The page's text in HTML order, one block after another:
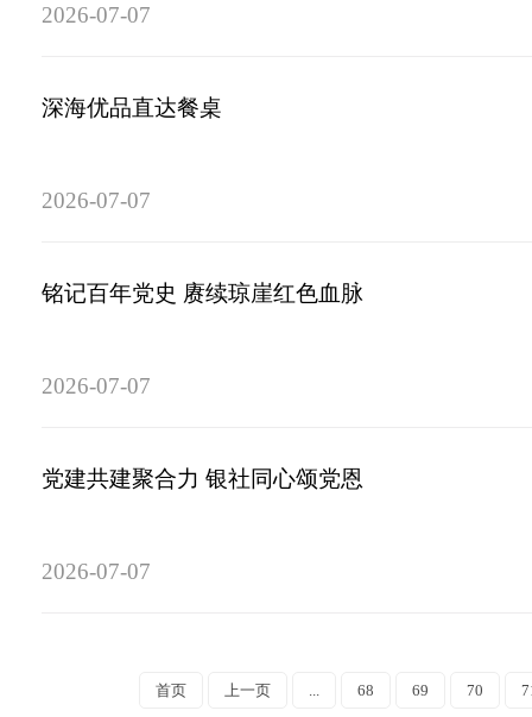
2026-07-07
深海优品直达餐桌
2026-07-07
铭记百年党史 赓续琼崖红色血脉
2026-07-07
党建共建聚合力 银社同心颂党恩
2026-07-07
首页 上一页 ... 68 69 70